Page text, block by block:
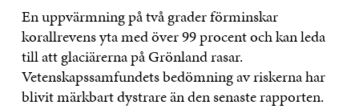
En uppvärmning på två grader förminskar
korallrevens yta med över 99 procent och kan leda
till att glaciärerna på Grönland rasar.
Vetenskapssamfundets bedömning av riskerna har
blivit märkbart dystrare än den senaste rapporten.